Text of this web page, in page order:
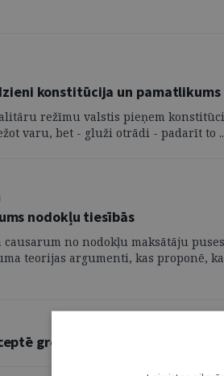
konstitūcija un pamatlikums
režīmu valstis pieņem
varu, bet - gluži otrādi - padarīt to
nodokļu tiesībās
causarum no nodokļu maksātāju
teorijas argumenti, kas proponē,
grozījumus Konkurences